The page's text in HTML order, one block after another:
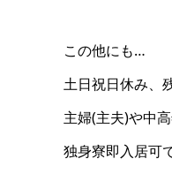
この他にも…
土日祝日休み、
主婦(主夫)や中
独身寮即入居可